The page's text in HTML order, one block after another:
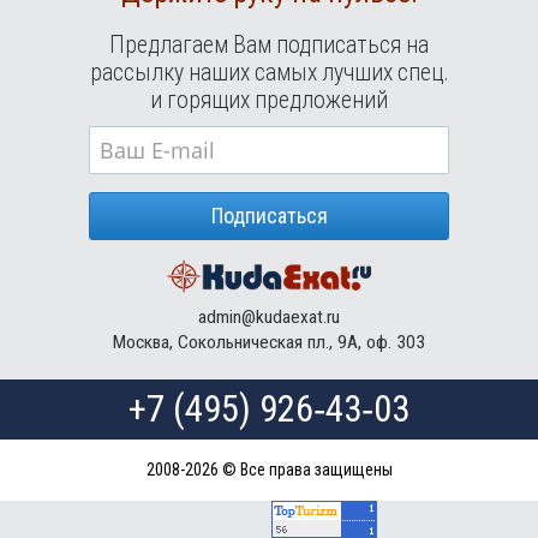
Туры в Россию в августе
Туры в Мексику в августе
Туры в Кубу в августе
Туры вДоминиканская Республика
Туры в Грецию в августе
Туры в Мальдивы в августе
Туры в Маврикий в августе
Предлагаем Вам подписаться на
рассылку наших самых лучших спец.
и горящих предложений
Подписаться
admin@kudaexat.ru
Москва, Сокольническая пл., 9А, оф. 303
+7 (495) 926‑43‑03
2008-2026 © Все права защищены